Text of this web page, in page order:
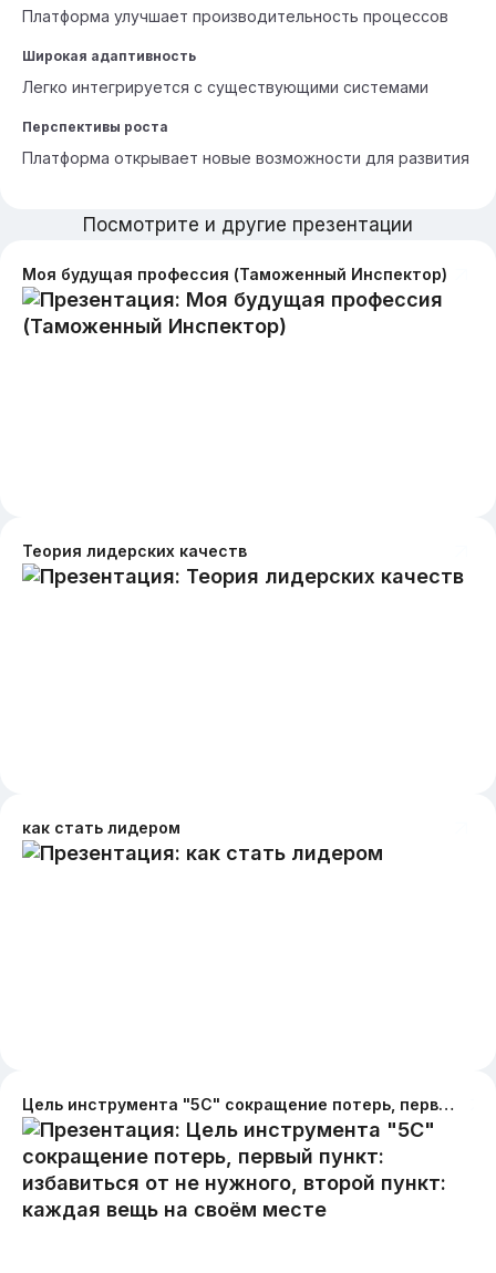
Платформа улучшает производительность процессов
Широкая адаптивность
Легко интегрируется с существующими системами
Перспективы роста
Платформа открывает новые возможности для развития
Посмотрите и другие презентации
Моя будущая профессия (Таможенный Инспектор)
Теория лидерских качеств
как стать лидером
Цель инструмента "5С" сокращение потерь, первый пункт: избавиться от не нужного, второй пункт: каждая вещь на своём месте